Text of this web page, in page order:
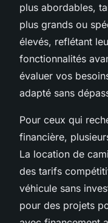
plus abordables,
plus grands ou
élevés, reflétant
fonctionnalités
évaluer vos
adapté sans
Pour ceux qui
financière,
La location de
des tarifs
véhicule sans
pour des projets